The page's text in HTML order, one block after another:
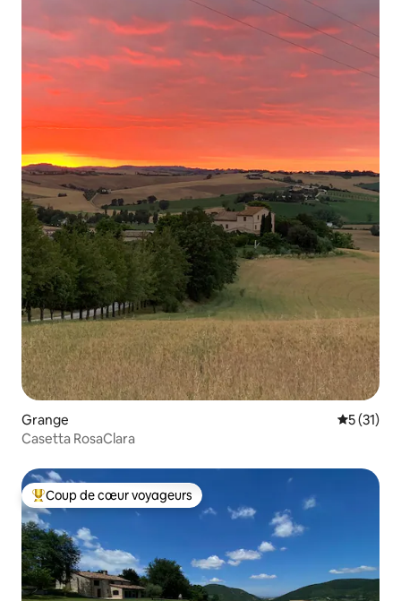
Grange
5 (31)
Casetta RosaClara
Coups de cœur voyageurs les plus appréciés
Coup de cœur voyageurs